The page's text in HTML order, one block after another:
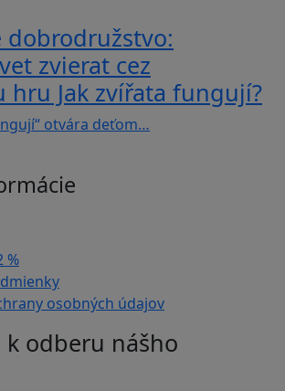
dobrodružstvo:
zvierat cez
hru Jak zvířata fungují?
otvára deťom…
%
osobných údajov
k odberu nášho